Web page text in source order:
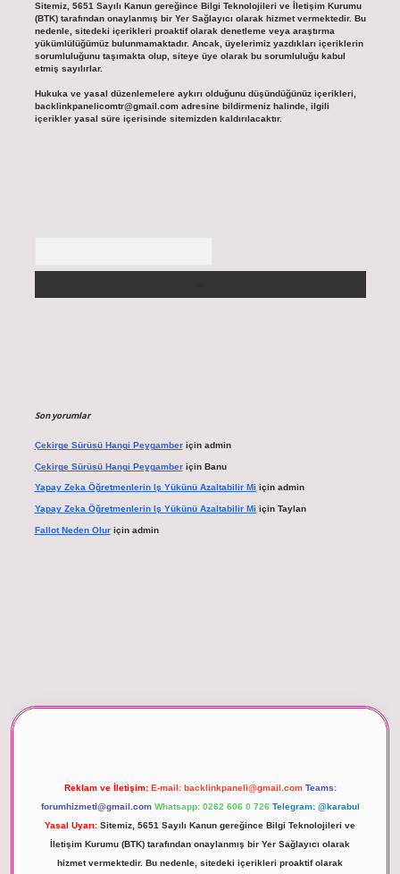
Sitemiz, 5651 Sayılı Kanun gereğince Bilgi Teknolojileri ve İletişim Kurumu
(BTK) tarafından onaylanmış bir Yer Sağlayıcı olarak hizmet vermektedir. Bu
nedenle, sitedeki içerikleri proaktif olarak denetleme veya araştırma
yükümlülüğümüz bulunmamaktadır. Ancak, üyelerimiz yazdıkları içeriklerin
sorumluluğunu taşımakta olup, siteye üye olarak bu sorumluluğu kabul
etmiş sayılırlar.
Hukuka ve yasal düzenlemelere aykırı olduğunu düşündüğünüz içerikleri,
backlinkpanelicomtr@gmail.comadresine bildirmeniz halinde, ilgili
içerikler yasal süre içerisinde sitemizden kaldırılacaktır.
Son yorumlar
Çekirge Sürüsü Hangi Peygamberiçin admin
Çekirge Sürüsü Hangi Peygamberiçin Banu
Yapay Zeka Öğretmenlerin Iş Yükünü Azaltabilir Mi için admin
Yapay Zeka Öğretmenlerin Iş Yükünü Azaltabilir Mi için Taylan
Fallot Neden Oluriçin admin
Reklam ve İletişim: E-mail: backlinkpaneli@gmail.com Teams:
forumhizmeti@gmail.com Whatsapp: 0262 606 0 726 Telegram: @karabul
Yasal Uyarı: Sitemiz, 5651 Sayılı Kanun gereğince Bilgi Teknolojileri ve
İletişim Kurumu (BTK) tarafından onaylanmış bir Yer Sağlayıcı olarak
hizmet vermektedir. Bu nedenle, sitedeki içerikleri proaktif olarak